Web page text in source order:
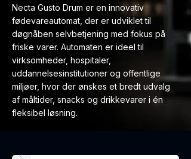
Necta Gusto Drum er en innovativ
fødevareautomat, der er udviklet til
døgnåben selvbetjening med fokus på
friske varer. Automaten er ideel til
virksomheder, hospitaler,
uddannelsesinstitutioner og offentlige
miljøer, hvor der ønskes et bredt udvalg
af måltider, snacks og drikkevarer i én
fleksibel løsning.